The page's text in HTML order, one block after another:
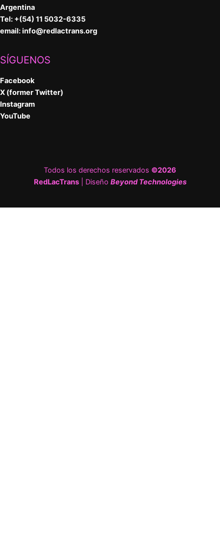
Argentina
Tel: +(54) 11 5032-6335
email:info@redlactrans.org
SÍGUENOS
Facebook
X (former Twitter)
Instagram
YouTube
Todos los derechos reservados ©2026
RedLacTrans| Diseño Beyond Technologies